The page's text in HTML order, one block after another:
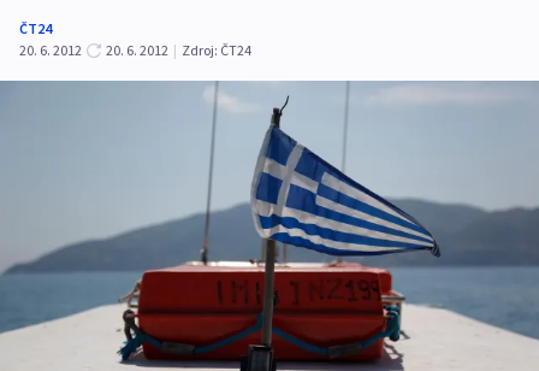
ČT24
20. 6. 2012
20. 6. 2012 | Zdroj: ČT24